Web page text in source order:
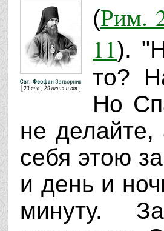
(Рим.
11).
то?
Но
не делайте,
себя этою
и день и
минуту.